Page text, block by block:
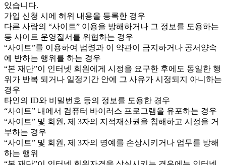
있습니다.
가입 신청 시에 허위 내용을 등록한 경우
다른 사람의 “사이트” 이용을 방해하거나 그 정보를 도용하는
등 사이트 운영질서를 위협하는 경우
“사이트”를 이용하여 법령과 이 약관이 금지하거나 공서양속
에 반하는 행위를 하는 경우
“본 재단”이 인터넷 회원에게 시정을 요구한 후에도 동일한 행
위가 반복 되거나 일정기간 안에 그 사유가 시정되지 아니하는
경우
타인의 ID와 비밀번호 등의 정보를 도용한 경우
“사이트” 내에서 컴퓨터 바이러스 프로그램을 유포하는 경우
“사이트” 및 회원, 제 3자의 지적재산권을 침해하고 시정을 거
부하는 경우
“사이트” 및 회원, 제 3자의 명예를 손상시키거나 업무를 방해
하는 행위